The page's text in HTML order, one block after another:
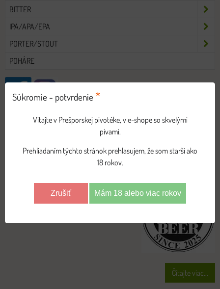
BITTER
IPA/APA/EPA
PORTER/STOUT
POHÁRE
NOVINKY
21
17´s BEER STORE
Pridané: 21.11.2025 11:06:11 Počet zobrazení: 2344
s najširšou ponukou nami
dovážaných pív
Čítajte viac...
Súkromie - potvrdenie *
Vitajte v Prešporskej pivotéke, v e-shope so skvelými
pivami.
Prehliadaním týchto stránok prehlasujem, že som starší ako
18 rokov.
Zrušiť Mám 18 alebo viac rokov